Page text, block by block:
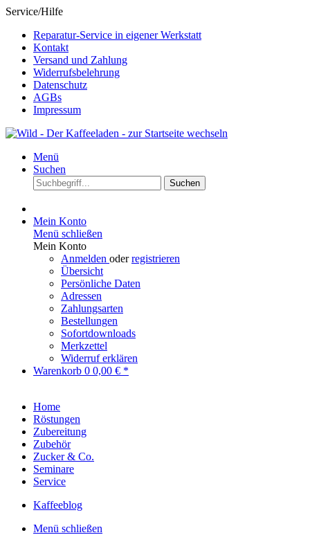
Service/Hilfe
Reparatur-Service in eigener Werkstatt
Kontakt
Versand und Zahlung
Widerrufsbelehrung
Datenschutz
AGBs
Impressum
Menü
Suchen
Suchen
Mein Konto
Menü schließen
Mein Konto
Anmelden oderregistrieren
Übersicht
Persönliche Daten
Adressen
Zahlungsarten
Bestellungen
Sofortdownloads
Merkzettel
Widerruf erklären
Warenkorb 0 0,00 € *
Home
Röstungen
Zubereitung
Zubehör
Zucker & Co.
Seminare
Service
Kaffeeblog
Menü schließen